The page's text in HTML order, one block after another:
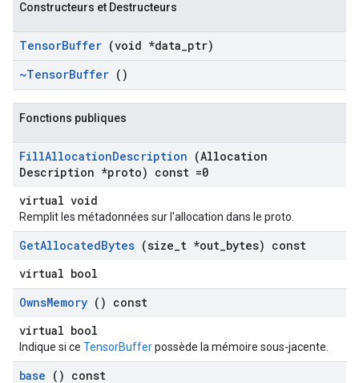
Constructeurs et Destructeurs
TensorBuffer (void *data ptr)
~TensorBuffer ()
Fonctions publiques
FillAllocationDescription (Allocation
Description *proto) const =0
virtual void
Remplit les métadonnées sur l'allocation dans le proto.
GetAllocatedBytes (size t *out bytes) const
virtual bool
OwnsMemory () const
virtual bool
Indique si ce TensorBufferpossède la mémoire sous-jacente.
base () const